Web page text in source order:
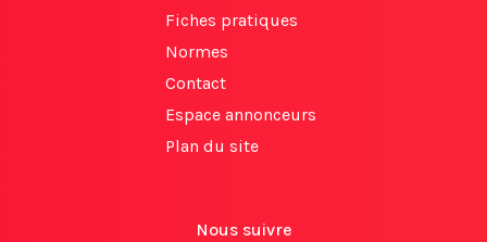
Fiches pratiques
Normes
Contact
Espace annonceurs
Plan du site
Nous suivre